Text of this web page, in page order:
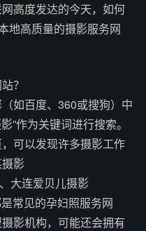
高度发达的今天，如何
地高质量的摄影服务网
？
如百度、360或搜狗）中
”作为关键词进行搜索。
可以发现许多摄影工作
影
大连爱贝儿摄影
常见的孕妇照服务网
影机构，可能还会拥有